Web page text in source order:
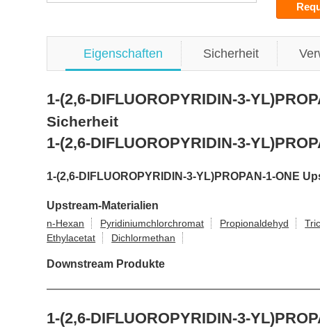
Eigenschaften Sicherheit
1-(2,6-DIFLUOROPYRIDIN-3-
Sicherheit
1-(2,6-DIFLUOROPYRIDIN-3-
1-(2,6-DIFLUOROPYRIDIN-3-YL)PROPAN-1-ONE
Upstream-Materialien
n-Hexan Pyridiniumchlorchromat Propionaldehyd
Ethylacetat
Dichlormethan
Downstream Produkte
1-(2,6-DIFLUOROPYRIDIN-3-